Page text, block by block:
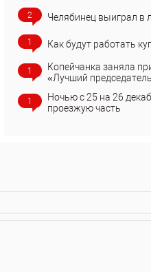
2 Челябинец выиграл в
1 Как будут работать
1
Копейчанка заняла
«Лучший
1
Ночью с 25 на 26
проезжую часть